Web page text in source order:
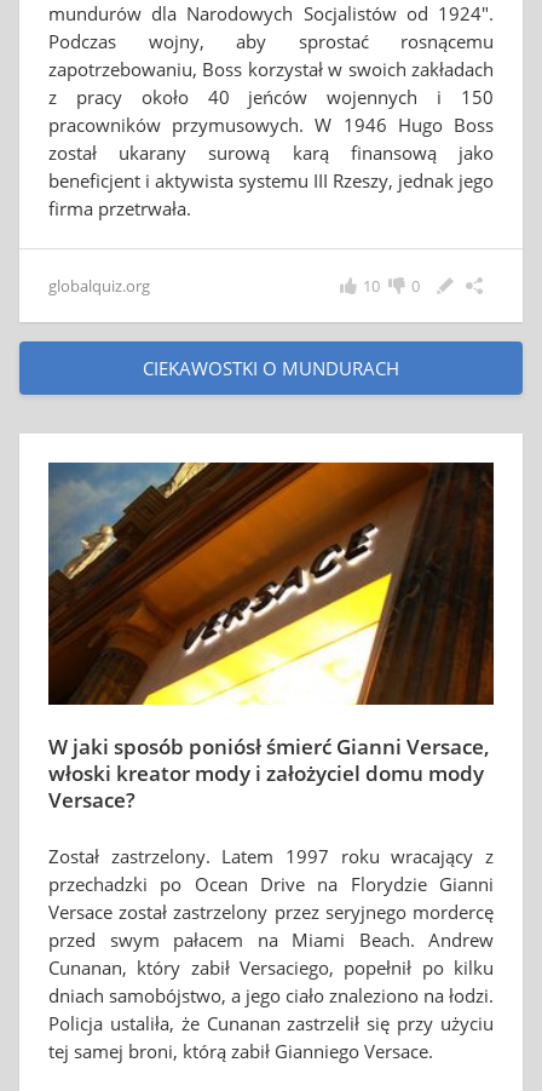
mundurów dla Narodowych Socjalistów od 1924".
Podczas wojny, aby sprostać rosnącemu
zapotrzebowaniu, Boss korzystał w swoich zakładach
z pracy około 40 jeńców wojennych i 150
pracowników przymusowych. W 1946 Hugo Boss
został ukarany surową karą finansową jako
beneficjent i aktywista systemu III Rzeszy, jednak jego
firma przetrwała.
globalquiz.org 0
10
CIEKAWOSTKI O MUNDURACH
W jaki sposób poniósł śmierć Gianni Versace,
włoski kreator mody i założyciel domu mody
Versace?
Został zastrzelony. Latem 1997 roku wracający z
przechadzki po Ocean Drive na Florydzie Gianni
Versace został zastrzelony przez seryjnego mordercę
przed swym pałacem na Miami Beach. Andrew
Cunanan, który zabił Versaciego, popełnił po kilku
dniach samobójstwo, a jego ciało znaleziono na łodzi.
Policja ustaliła, że Cunanan zastrzelił się przy użyciu
tej samej broni, którą zabił Gianniego Versace.